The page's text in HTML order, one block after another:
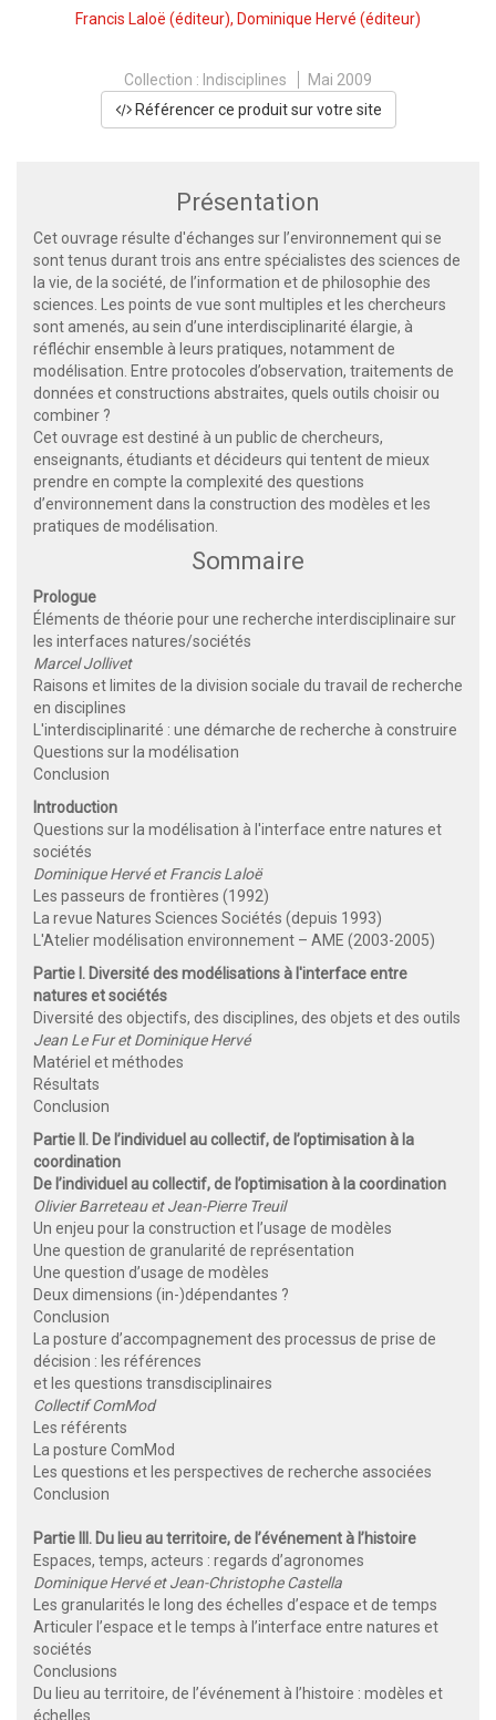
Francis Laloë (éditeur), Dominique Hervé (éditeur)
Collection : Indisciplines
Mai 2009
Référencer ce produit sur votre site
Présentation
Cet ouvrage résulte d'échanges sur l’environnement qui se
sont tenus durant trois ans entre spécialistes des sciences de
la vie, de la société, de l’information et de philosophie des
sciences. Les points de vue sont multiples et les chercheurs
sont amenés, au sein d’une interdisciplinarité élargie, à
réfléchir ensemble à leurs pratiques, notamment de
modélisation. Entre protocoles d’observation, traitements de
données et constructions abstraites, quels outils choisir ou
combiner ?
Cet ouvrage est destiné à un public de chercheurs,
enseignants, étudiants et décideurs qui tentent de mieux
prendre en compte la complexité des questions
d’environnement dans la construction des modèles et les
pratiques de modélisation.
Sommaire
Prologue
Éléments de théorie pour une recherche interdisciplinaire sur
les interfaces natures/sociétés
Marcel Jollivet
Raisons et limites de la division sociale du travail de recherche
en disciplines
L'interdisciplinarité : une démarche de recherche à construire
Questions sur la modélisation
Conclusion
Introduction
Questions sur la modélisation à l'interface entre natures et
sociétés
Dominique Hervé et Francis Laloë
Les passeurs de frontières (1992)
La revue Natures Sciences Sociétés (depuis 1993)
L'Atelier modélisation environnement – AME (2003-2005)
Partie I. Diversité des modélisations à l'interface entre
natures et sociétés
Diversité des objectifs, des disciplines, des objets et des outils
Jean Le Fur et Dominique Hervé
Matériel et méthodes
Résultats
Conclusion
Partie II. De l’individuel au collectif, de l’optimisation à la
coordination
De l’individuel au collectif, de l’optimisation à la coordination
Olivier Barreteau et Jean-Pierre Treuil
Un enjeu pour la construction et l’usage de modèles
Une question de granularité de représentation
Une question d’usage de modèles
Deux dimensions (in-)dépendantes ?
Conclusion
La posture d’accompagnement des processus de prise de
décision : les références
et les questions transdisciplinaires
Collectif ComMod
Les référents
La posture ComMod
Les questions et les perspectives de recherche associées
Conclusion
Partie III. Du lieu au territoire, de l’événement à l’histoire
Espaces, temps, acteurs : regards d’agronomes
Dominique Hervé et Jean-Christophe Castella
Les granularités le long des échelles d’espace et de temps
Articuler l’espace et le temps à l’interface entre natures et
sociétés
Conclusions
Du lieu au territoire, de l’événement à l’histoire : modèles et
échelles